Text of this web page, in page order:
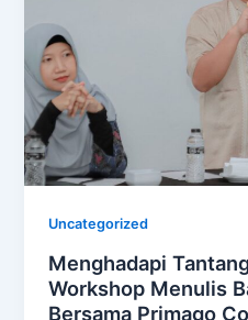
Uncategorized
Menghadapi
Workshop Menulis
Bersama Primago